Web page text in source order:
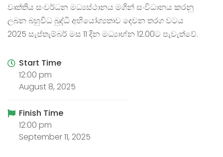
වෘත්තිය සංවර්ධන මධ්‍යස්ථානය මගින් සංවිධානය කරනු
ලබන බහුවිධ බුද්ධි අභියෝග්‍යතාව දෙවන තරග වටය
2025 සැප්තැම්බර් මස 11 දින මධ්‍යාහ්න 12.00ට පැවැත්වේ.
Start Time
12:00 pm
August 8, 2025
Finish Time
12:00 pm
September 11, 2025